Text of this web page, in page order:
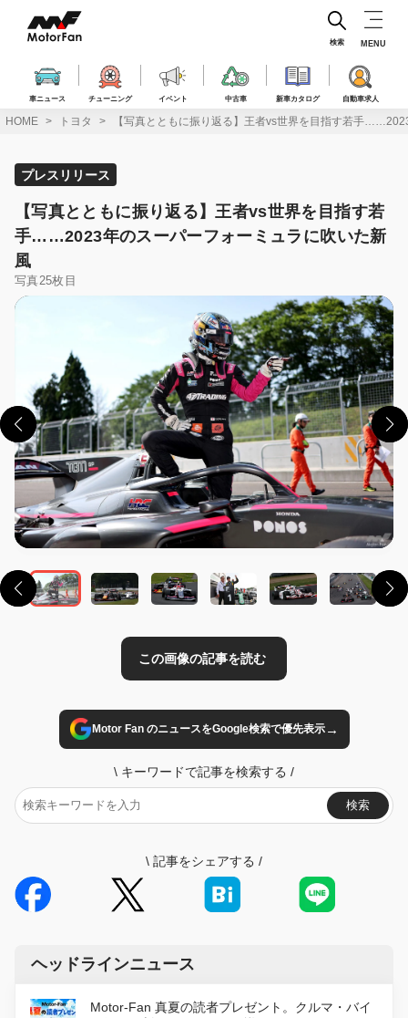
ス
車ニュース チューニング イベント 中古車 新車カタログ 自動車求人
検索 MENU
HOME トヨタ 【写真とともに振り返る】王者vs世界を目指す若手
プレスリリース
【写真とともに振り返る】王者vs世界を目指す若
手……2023年のスーパーフォーミュラに吹いた新
風
写真25枚目
この画像の記事を読む
Motor Fan のニュースをGoogle検索で優先表示→
\ キーワードで記事を検索する /
検索
\ 記事をシェアする /
ヘッドラインニュース
Motor-Fan 真夏の読者プレゼント。クルマ・バイ